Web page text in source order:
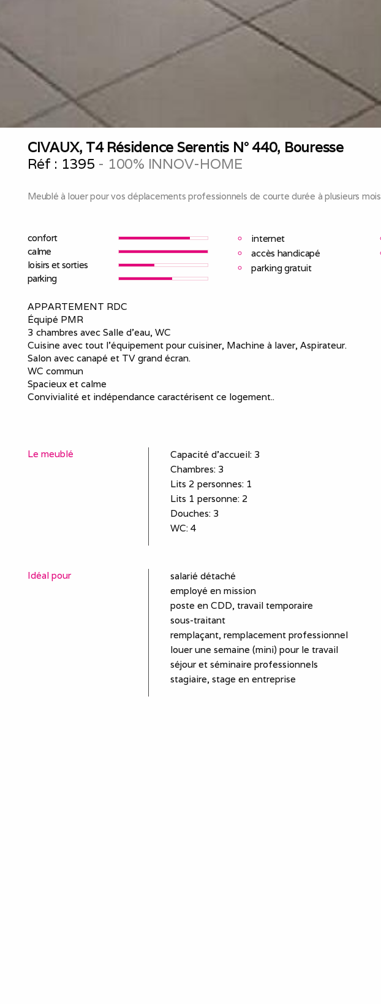
CIVAUX, T4 Résidence Serentis N° 440, Bouresse
Réf : 1395 - 100% INNOV-HOME
Meublé à louer pour vos déplacements professionnels de courte durée à plusieurs mois
confort
calme
loisirs et sorties
parking
internet
accès handicapé
parking gratuit
APPARTEMENT RDC
Équipé PMR
3 chambres avec Salle d'eau, WC
Cuisine avec tout l'équipement pour cuisiner, Machine à laver, Aspirateur.
Salon avec canapé et TV grand écran.
WC commun
Spacieux et calme
Convivialité et indépendance caractérisent ce logement..
Le meublé Capacité d'accueil: 3
Chambres: 3
Lits 2 personnes: 1
Lits 1 personne: 2
Douches: 3
WC: 4
Idéal pour
salarié détaché
employé en mission
poste en CDD, travail temporaire
sous-traitant
remplaçant, remplacement professionnel
louer une semaine (mini) pour le travail
séjour et séminaire professionnels
stagiaire, stage en entreprise